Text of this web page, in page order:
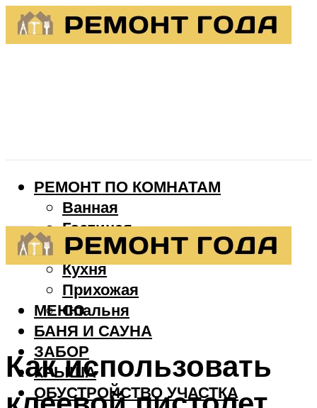
РЕМОНТ ПО КОМНАТАМ
Ванная
Гостиная
Детская
Кухня
Прихожая
Спальня
БАНЯ И САУНА
ЗАБОР
КРЫША
ОБУСТРОЙСТВО УЧАСТКА
МЕНЮ
Как использовать